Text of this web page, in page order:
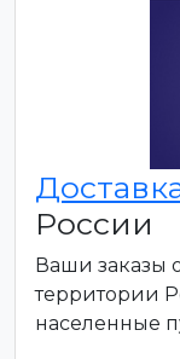
России
Ваши заказы
территории
населенные